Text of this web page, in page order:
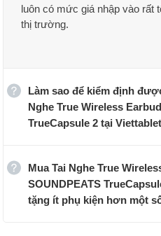
Codec SBC, APTX cao cấp, cho
kết nối ổn định. Sản phẩm còn có
người dùng có thể tùy chỉnh sử
hợp cảm biến ánh sáng.
Sản phẩm có trang bị điều khiển
đơn giản. Chiếc tai còn được
luôn có mức giá nhập vào rất
thị trường.
Làm sao để kiểm định
Nghe True Wireless
TrueCapsule 2 tại
Mua Tai Nghe True
SOUNDPEATS
tặng ít phụ kiện hơn một